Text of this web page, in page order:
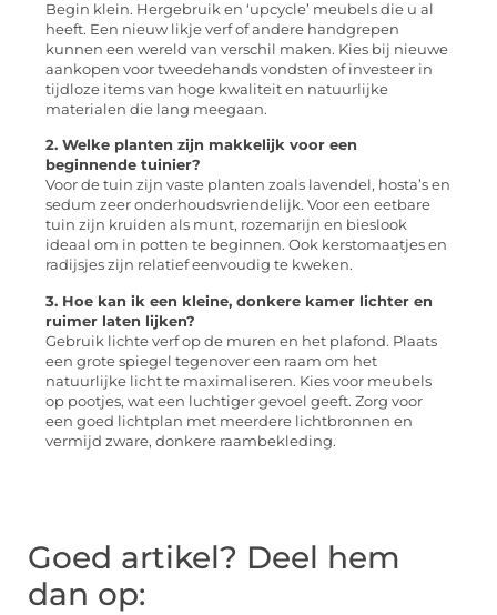
Begin klein. Hergebruik en ‘upcycle’ meubels die u al
heeft. Een nieuw likje verf of andere handgrepen
kunnen een wereld van verschil maken. Kies bij nieuwe
aankopen voor tweedehands vondsten of investeer in
tijdloze items van hoge kwaliteit en natuurlijke
materialen die lang meegaan.
2. Welke planten zijn makkelijk voor een
beginnende tuinier?
Voor de tuin zijn vaste planten zoals lavendel, hosta’s en
sedum zeer onderhoudsvriendelijk. Voor een eetbare
tuin zijn kruiden als munt, rozemarijn en bieslook
ideaal om in potten te beginnen. Ook kerstomaatjes en
radijsjes zijn relatief eenvoudig te kweken.
3. Hoe kan ik een kleine, donkere kamer lichter en
ruimer laten lijken?
Gebruik lichte verf op de muren en het plafond. Plaats
een grote spiegel tegenover een raam om het
natuurlijke licht te maximaliseren. Kies voor meubels
op pootjes, wat een luchtiger gevoel geeft. Zorg voor
een goed lichtplan met meerdere lichtbronnen en
vermijd zware, donkere raambekleding.
Goed artikel? Deel hem
dan op: